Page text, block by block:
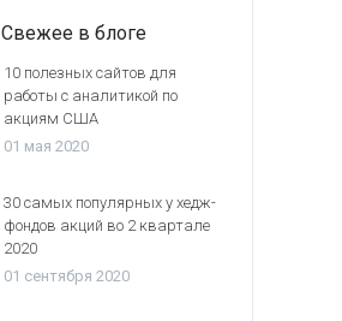
Свежее в блоге
10 полезных сайтов для
работы с аналитикой по
акциям США
01 мая 2020
30 самых популярных у хедж-
фондов акций во 2 квартале
2020
01 сентября 2020